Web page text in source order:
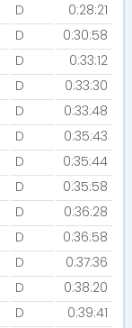
D
0:28:21
D
0:30:58
D
0:33:12
D
0:33:30
D
0:33:48
D
0:35:43
D
0:35:44
D
0:35:58
D
0:36:28
D
0:36:58
D
0:37:36
D
0:38:20
D
0:39:41